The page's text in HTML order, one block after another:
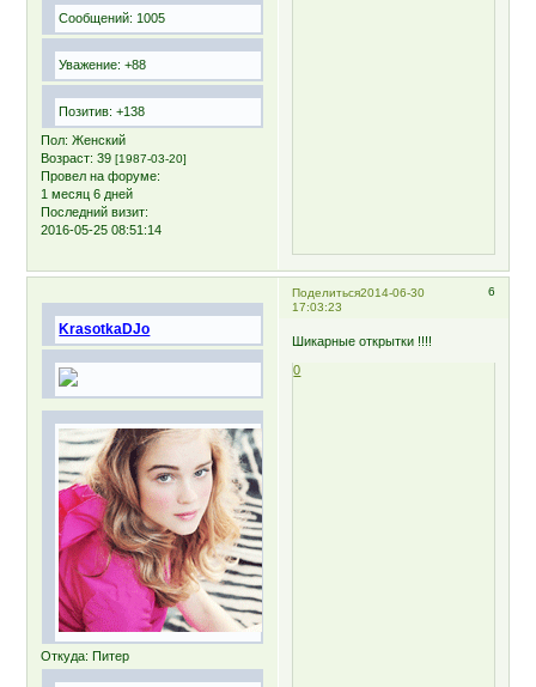
Сообщений: 1005
Уважение: +88
Позитив: +138
Пол: Женский
Возраст: 39[1987-03-20]
Провел на форуме:
1 месяц 6 дней
Последний визит:
2016-05-25 08:51:14
Поделиться 6
2014-06-30
17:03:23
KrasotkaDJo
Откуда: Питер
Шикарные открытки !!!!
0